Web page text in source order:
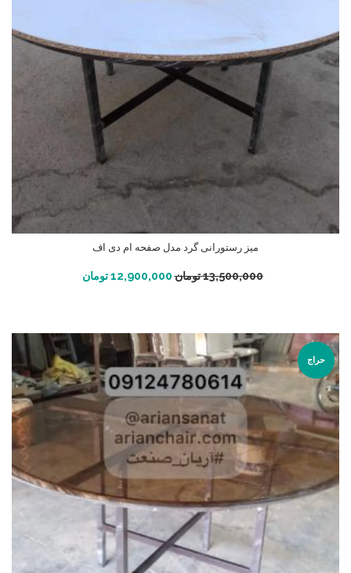
میز رستورانی گرد مدل صفحه ام دی اف
13,500,000تومان 12,900,000 تومان افزودن به سبد خرید
حراج